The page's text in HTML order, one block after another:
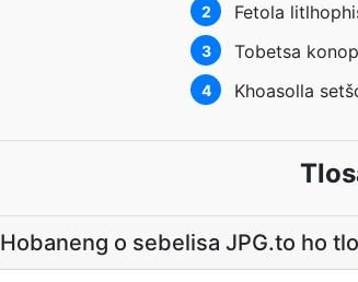
2 Fetola
3 Tobetsa
4 Khoasolla
Hobaneng o sebelisa JPG.to ho